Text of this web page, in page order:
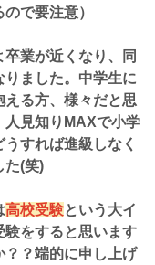
で要注意）
業が近くなり、同
りました。中学生に
る方、様々だと思
人見知りMAXで小学
すれば進級しなく
た(笑)
高校受験という大イ
験をすると思います
？？端的に申し上げ